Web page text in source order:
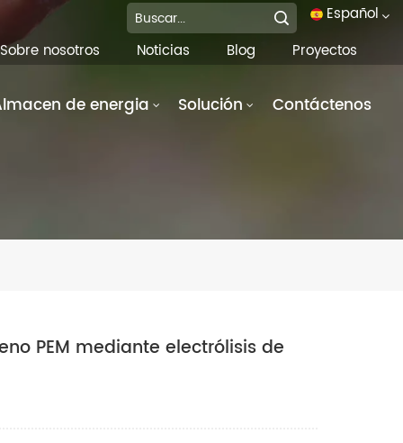
Español
English
Sobre nosotros Noticias Blog Proyectos
de energia Solución Contáctenos
PEM mediante electrólisis de